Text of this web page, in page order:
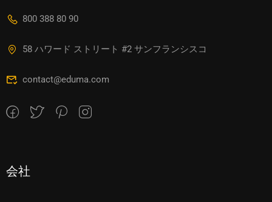
800 388 80 90
58 ハワード ストリート #2 サンフランシスコ
contact@eduma.com
会社